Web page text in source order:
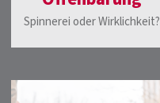
Spinnerei oder Wirklichkeit?